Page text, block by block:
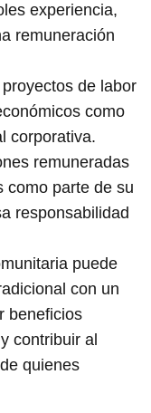
experiencia,
remuneración
de labor
como
corporativa.
remuneradas
como parte de su
responsabilidad
puede
con un
beneficios
contribuir al
quienes